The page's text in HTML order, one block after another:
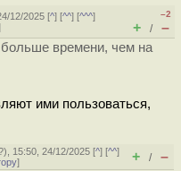
12/2025 [^] [^^] [^^^]
–2
+ / –
времени, чем на
ими пользоваться,
), 15:50, 24/12/2025 [^] [^^]
] + / –